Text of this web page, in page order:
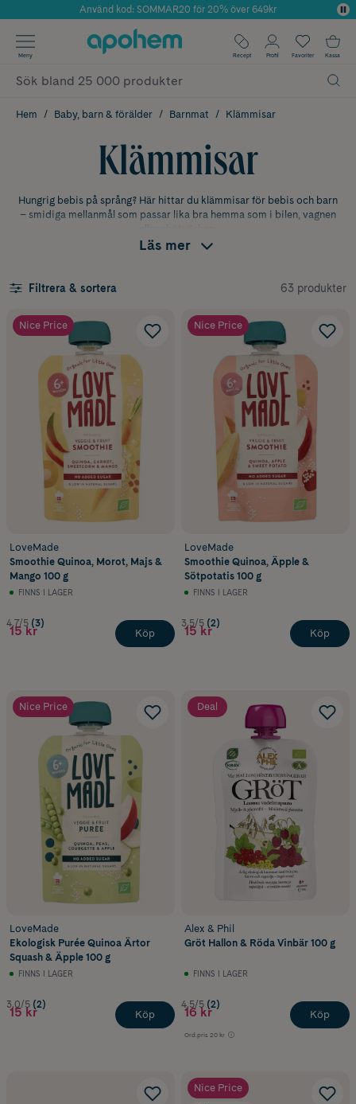
Årets Butik 2025 inom Skönhet
Använd kod: SOMMAR20 för 20% över 649kr
✓ Fri frakt
✓ Poäng på alla köp*
Meny Recept Profil Favoriter Kassa
Hem Baby, barn & förälder Barnmat Klämmisar
Klämmisar
Hungrig bebis på språng? Här hittar du klämmisar för bebis och barn
– smidiga mellanmål som passar lika bra hemma som i bilen, vagnen
eller skötväskan.
Klämmisar med fruktpuré är populära som snabbt mellanmål hemma,
Gröt- & smoothieklämmisar
För dig som söker ett lite mer mättande alternativ finns klämmisar
gröt
, smoothie och blandade ingredienser, perfekt komplement
till annanbarnmat .
Klämmisar för olika åldrar
Här hittar du klämmisar anpassade för olika åldrar och
utvecklingsfaser – från släta puréer till mer textur och bitar.
Läs mer
Filtrera & sortera 63 produkter
Nice Price
LoveMade
Smoothie Quinoa, Morot, Majs &
Mango 100 g
FINNS I LAGER
4.7/5 (3)
15 kr Köp
Nice Price
LoveMade
Smoothie Quinoa, Äpple &
Sötpotatis 100 g
FINNS I LAGER
3.5/5 (2)
15 kr Köp
Nice Price
LoveMade
Ekologisk Purée Quinoa Ärtor
Squash & Äpple 100 g
FINNS I LAGER
3.0/5 (2)
15 kr Köp
Deal
Alex & Phil
Gröt Hallon & Röda Vinbär 100 g
FINNS I LAGER
4.5/5 (2)
16 kr
Ord.pris 20 kr
Köp
Nice Price